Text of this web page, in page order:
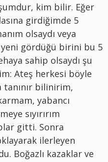
kim bilir. Eğer
girdiğimde 5
olsaydı veya
gördüğü birini bu 5
sahip olsaydı şu
Ateş herkesi böyle
tanınır bilinirim,
yabancı
sıyırırım
gitti. Sonra
ilerleyen
Boğazlı kazaklar ve